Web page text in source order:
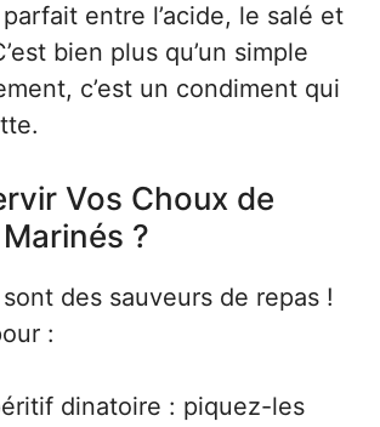
entre l’acide, le salé et
bien plus qu’un simple
c’est un condiment qui
Vos Choux de
?
des sauveurs de repas !
:
dinatoire : piquez-les